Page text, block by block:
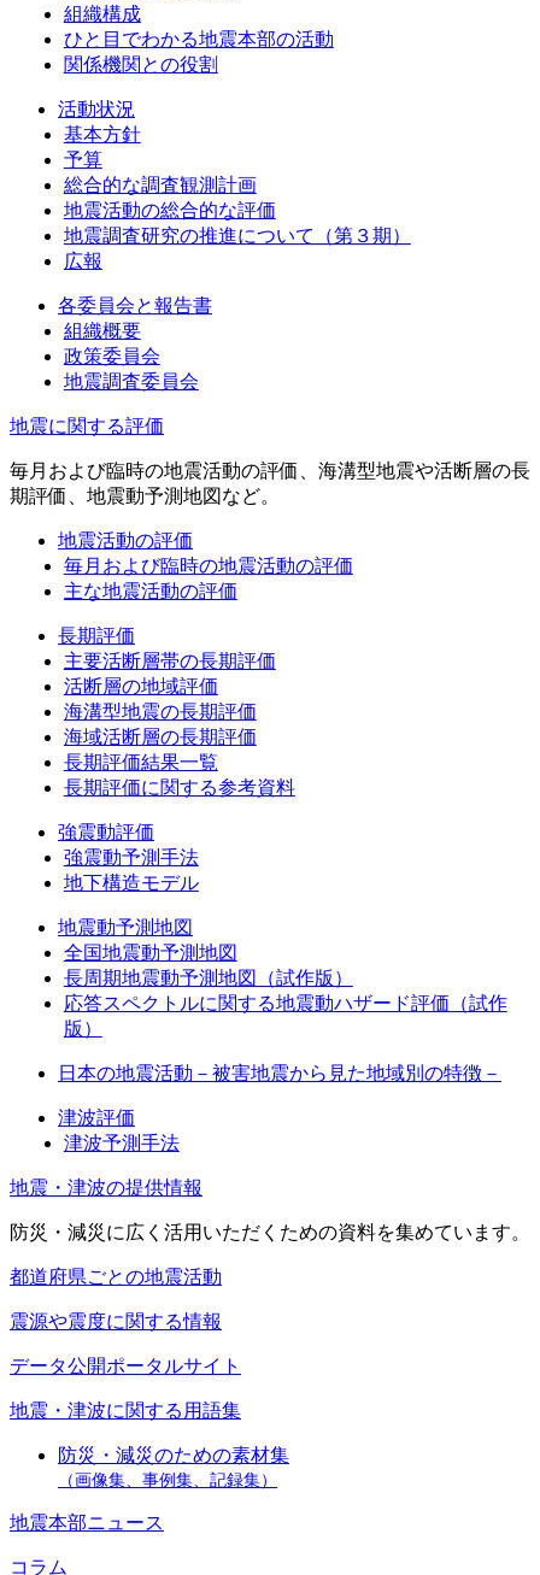
組織構成
ひと目でわかる地震本部の活動
関係機関との役割
活動状況
基本方針
予算
総合的な調査観測計画
地震活動の総合的な評価
地震調査研究の推進について（第３期）
広報
各委員会と報告書
組織概要
政策委員会
地震調査委員会
地震に関する評価
毎月および臨時の地震活動の評価、海溝型地震や活断層の長
期評価、地震動予測地図など。
地震活動の評価
毎月および臨時の地震活動の評価
主な地震活動の評価
長期評価
主要活断層帯の長期評価
活断層の地域評価
海溝型地震の長期評価
海域活断層の長期評価
長期評価結果一覧
長期評価に関する参考資料
強震動評価
強震動予測手法
地下構造モデル
地震動予測地図
全国地震動予測地図
長周期地震動予測地図（試作版）
応答スペクトルに関する地震動ハザード評価（試作
版）
日本の地震活動－被害地震から見た地域別の特徴－
津波評価
津波予測手法
地震・津波の提供情報
防災・減災に広く活用いただくための資料を集めています。
都道府県ごとの地震活動
震源や震度に関する情報
データ公開ポータルサイト
地震・津波に関する用語集
防災・減災のための素材集
（画像集、事例集、記録集）
地震本部ニュース
コラム